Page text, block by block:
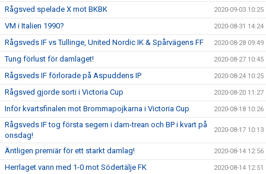
Rågsved spelade X mot BKBK 2020-09-03 10:25
VM i Italien 1990? 2020-08-31 14:24
Rågsveds IF vs Tullinge, United Nordic IK & Spårvägens FF 2020-08-28 09:49
Tung förlust för damlaget! 2020-08-27 10:45
Rågsveds IF förlorade på Aspuddens IP 2020-08-24 10:25
Rågsved gjorde sorti i Victoria Cup 2020-08-20 11:27
Inför kvartsfinalen mot Brommapojkarna i Victoria Cup 2020-08-18 10:26
Rågsveds IF tog första segern i dam-trean och BP i kvart på
onsdag!
2020-08-17 10:13
Äntligen premiär för ett starkt damlag! 2020-08-14 12:56
Herrlaget vann med 1-0 mot Södertälje FK 2020-08-14 12:51